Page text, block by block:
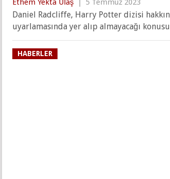
Ethem Yekta Ulaş 5 Temmuz 2023
Daniel Radcliffe, Harry Potter dizisi
uyarlamasında yer alıp almayacağı
HABERLER